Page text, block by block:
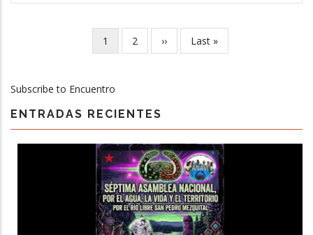
Current
1 Page
2
Next
››
Last
Last »
Subscribe to Encuentro
ENTRADAS RECIENTES